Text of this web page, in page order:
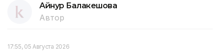
Айнур Балакешова
Автор
17:55, 05 Августа 2026